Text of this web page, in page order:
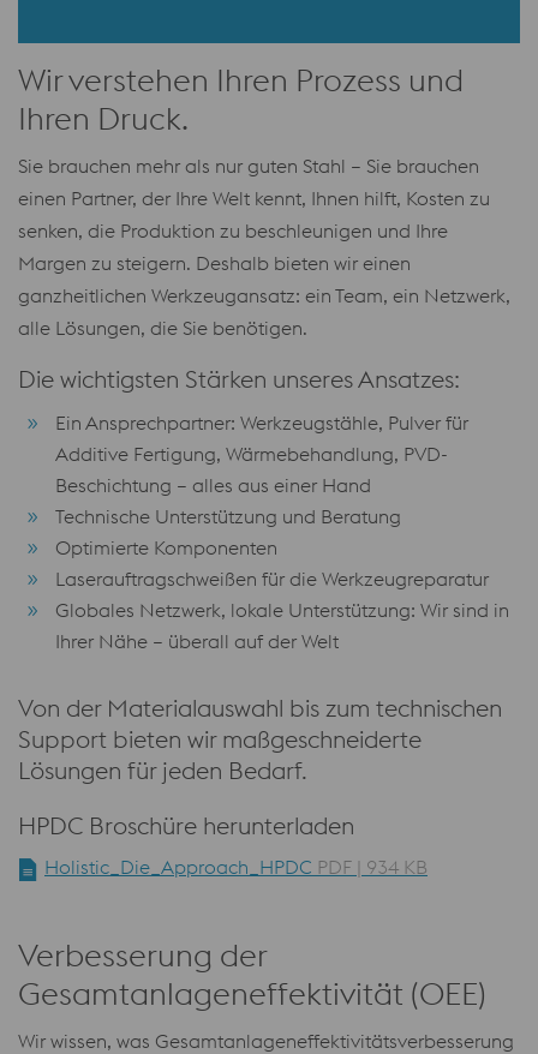
Wir verstehen Ihren Prozess und
Ihren Druck.
Sie brauchen mehr als nur guten Stahl – Sie brauchen
einen Partner, der Ihre Welt kennt, Ihnen hilft, Kosten zu
senken, die Produktion zu beschleunigen und Ihre
Margen zu steigern. Deshalb bieten wir einen
ganzheitlichen Werkzeugansatz: ein Team, ein Netzwerk,
alle Lösungen, die Sie benötigen.
Die wichtigsten Stärken unseres Ansatzes:
Ein Ansprechpartner: Werkzeugstähle, Pulver für
Additive Fertigung, Wärmebehandlung, PVD-
Beschichtung – alles aus einer Hand
Technische Unterstützung und Beratung
Optimierte Komponenten
Laserauftragschweißen für die Werkzeugreparatur
Globales Netzwerk, lokale Unterstützung: Wir sind in
Ihrer Nähe – überall auf der Welt
Von der Materialauswahl bis zum technischen
Support bieten wir maßgeschneiderte
Lösungen für jeden Bedarf.
HPDC Broschüre herunterladen
Holistic_Die_Approach_HPDC PDF | 934 KB
Verbesserung der
Gesamtanlageneffektivität (OEE)
Wir wissen, was Gesamtanlageneffektivitätsverbesserung